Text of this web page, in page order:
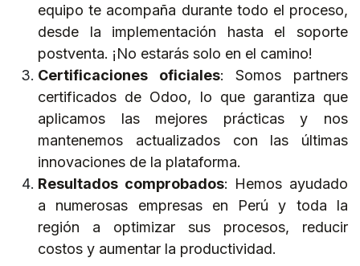
equipo te acompaña durante todo el proceso,
desde la implementación hasta el soporte
postventa. ¡No estarás solo en el camino!
Certificaciones oficiales: Somos partners
certificados de Odoo, lo que garantiza que
aplicamos las mejores prácticas y nos
mantenemos actualizados con las últimas
innovaciones de la plataforma.
Resultados comprobados: Hemos ayudado
a numerosas empresas en Perú y toda la
región a optimizar sus procesos, reducir
costos y aumentar la productividad.